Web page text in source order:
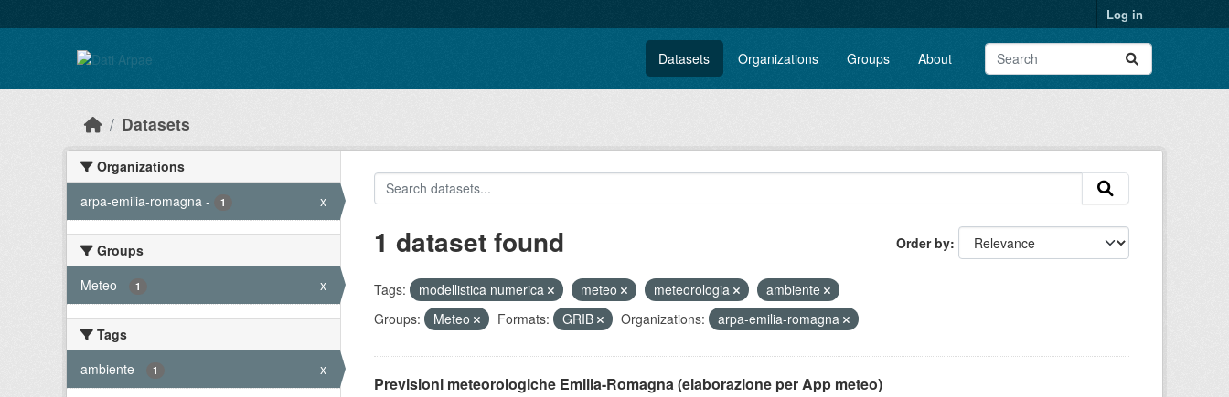
Log in
Datasets Organizations Groups About
Datasets
Organizations
arpa-emilia-romagna - 1 x
Groups
Meteo - 1 x
Tags
ambiente - 1 x
Order by
1 dataset found
Tags: modellistica numerica meteo meteorologia
ambiente
Groups:
Meteo Formats: GRIB Organizations: arpa-emilia-romagna
Previsioni meteorologiche Emilia-Romagna (elaborazione per App meteo)